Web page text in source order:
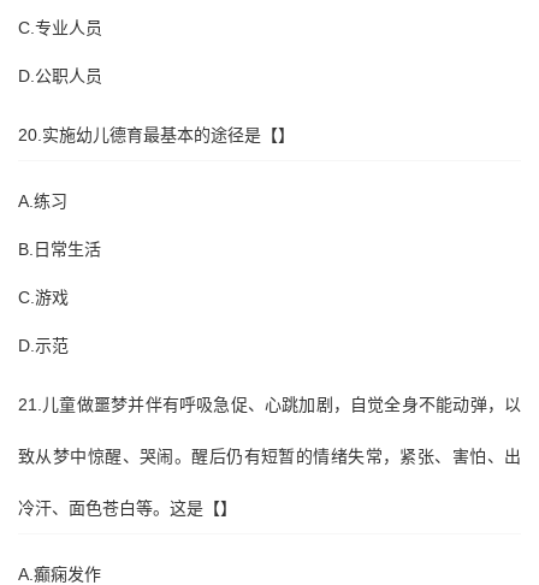
C.专业人员
D.公职人员
20.实施幼儿德育最基本的途径是【】
A.练习
B.日常生活
C.游戏
D.示范
21.儿童做噩梦并伴有呼吸急促、心跳加剧，自觉全身不能动弹，以
致从梦中惊醒、哭闹。醒后仍有短暂的情绪失常，紧张、害怕、出
冷汗、面色苍白等。这是【】
A.癫痫发作